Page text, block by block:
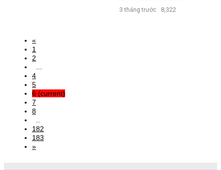
3 tháng trước 8,322
«
1
2
4
5
6 (current)
7
8
182
183
»